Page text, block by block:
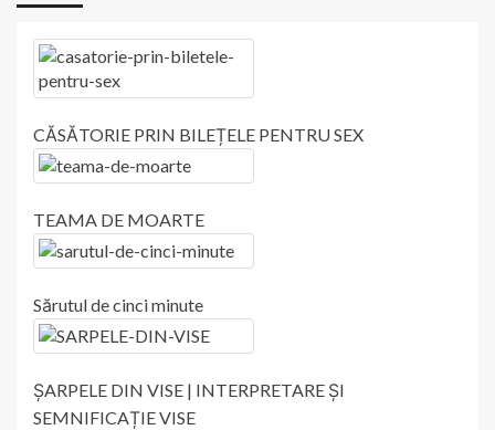
CĂSĂTORIE PRIN BILEȚELE PENTRU SEX
TEAMA DE MOARTE
Sărutul de cinci minute
ȘARPELE DIN VISE | INTERPRETARE ȘI
SEMNIFICAȚIE VISE